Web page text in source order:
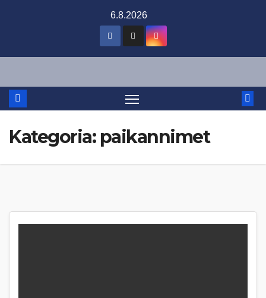
6.8.2026
Kategoria: paikannimet